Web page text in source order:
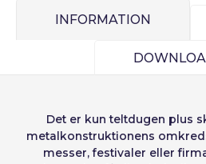
INFORMATION
Det er kun teltdugen plus
metalkonstruktionens
messer, festivaler eller